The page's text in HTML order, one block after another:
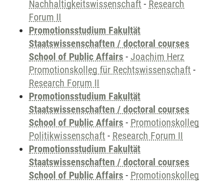
Nachhaltigkeitswissenschaft - Research
Forum II
Promotionsstudium Fakultät
Staatswissenschaften / doctoral courses
School of Public Affairs - Joachim Herz
Promotionskolleg für Rechtswissenschaft -
Research Forum II
Promotionsstudium Fakultät
Staatswissenschaften / doctoral courses
School of Public Affairs - Promotionskolleg
Politikwissenschaft - Research Forum II
Promotionsstudium Fakultät
Staatswissenschaften / doctoral courses
School of Public Affairs - Promotionskolleg